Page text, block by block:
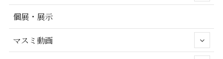
個展・展示
マスミ動画